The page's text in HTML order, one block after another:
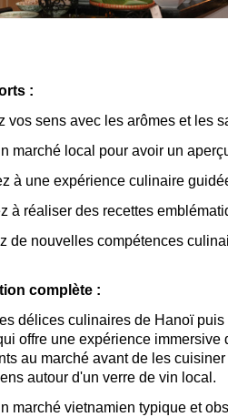
:
vos sens avec les arômes et les
marché local pour avoir un
à une expérience culinaire
à réaliser des recettes
de nouvelles compétences
complète :
délices culinaires de Hanoï
offre une expérience
au marché avant de les
autour d'un verre de vin local.
marché vietnamien typique et